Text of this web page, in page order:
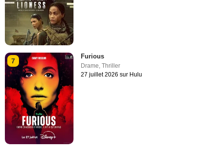
7
Furious
Drame ,Thriller
27 juillet 2026 sur Hulu